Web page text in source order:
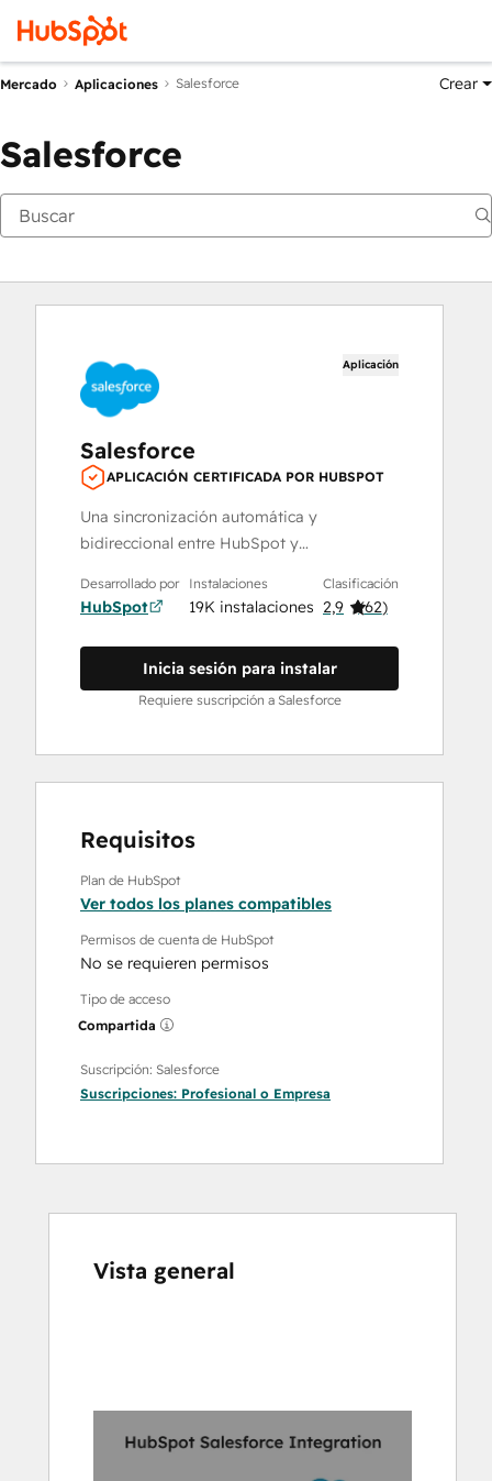
Mercado Aplicaciones Salesforce Crear
Salesforce
Aplicación
Salesforce
APLICACIÓN CERTIFICADA POR HUBSPOT
Una sincronización automática y
bidireccional entre HubSpot y…
Desarrollado por
HubSpot
Instalaciones
19K instalaciones
Clasificación
2,9 (62)
Inicia sesión para instalar
Requiere suscripción a Salesforce
Requisitos
Plan de HubSpot
Ver todos los planes compatibles
Permisos de cuenta de HubSpot
No se requieren permisos
Tipo de acceso
Compartida
Suscripción: Salesforce
Suscripciones: Profesional o Empresa
Vista general